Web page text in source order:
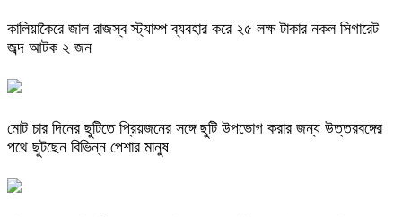
কালিয়াকৈরে জাল রাজস্ব স্ট্যাম্প ব্যবহার করে ২৫ লক্ষ টাকার নকল সিগারেট
জব্দ আটক ২ জন
মোট চার দিনের ছুটিতে প্রিয়জনের সঙ্গে ছুটি উপভোগ করার জন্য উত্তরবঙ্গের
পথে ছুটছেন বিভিন্ন পেশার মানুষ